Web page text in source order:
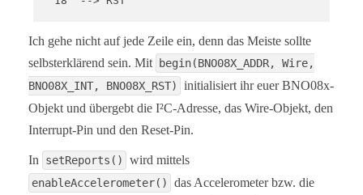
  PSO: Open
  PS1: Open
Serial.print it out at 115200 baud to serial
Feel like supporting our work? Buy a board from
  https://www.sparkfun.com/products/22857
#include <Wire.h>
Ich gehe nicht auf jede Zeile ein, denn das Meiste sollte
selbsterklärend sein. Mit
begin(BNO08X_ADDR, Wire,
BNO08X_INT, BNO08X_RST)
⁣⁣ initialisiert ihr euer BNO08x-
Objekt und übergebt die I²C-Adresse, das Wire-Objekt, den
Interrupt-Pin und den Reset-Pin.
In setReports() wird mittels
enableAccelerometer()
das Accelerometer bzw. die